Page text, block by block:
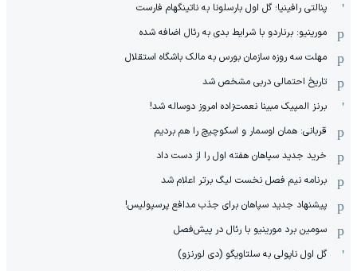
پنالتی رافینیا؛ گل اول بارسلونا به ناتینگهام فارست
مورینیو: برناردو با شرایط بدی به رئال اضافه شده
مهلت سه روزه سازمان بورس به مالک باشگاه استقلال
تاریخ احتمالی دربی مشخص شد
برنز المپیک مبینا نعمت‌زاده امروز دوساله شد!
قربانی: همان اوسمار و اسکوچیچ را هم بردیم
خرید جدید سپاهان هفته اول را از دست داد
برنامه نیم فصل نخست لیگ برتر اعلام شد
پیشنهاد جدید سپاهان برای جذب مدافع پرسپولیس!
سومین برد مورینیو با رئال در پیش‌فصل
گل اول ناپولی به سلتاویگو (دی لورنزو)